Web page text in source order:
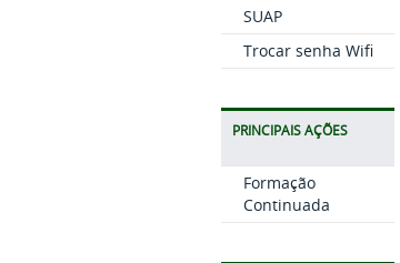
SUAP
Trocar senha Wifi
PRINCIPAIS AÇÕES
Formação
Continuada